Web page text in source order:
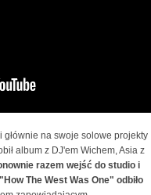
na swoje solowe projekty
album z DJ'em Wichem, Asia z
razem wejść do studio i
The West Was One" odbiło